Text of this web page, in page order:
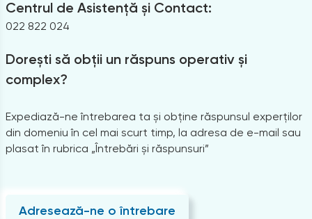
Centrul de Asistență și Contact:
022 822 024
Dorești să obții un răspuns operativ și
complex?
Expediază-ne întrebarea ta și obține răspunsul experților
din domeniu în cel mai scurt timp, la adresa de e-mail sau
plasat în rubrica „Întrebări și răspunsuri”
Adresează-ne o întrebare